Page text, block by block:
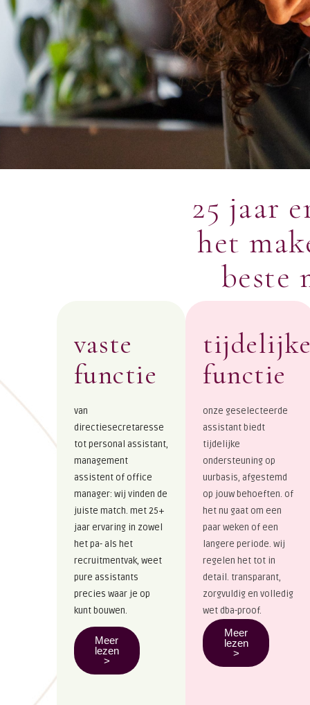
25 jaar
het
beste
vaste
functie
van
directiesecretaresse
tot personal assistant,
management
assistent of office
manager: wij vinden de
juiste match. met 25+
jaar ervaring in zowel
het pa- als het
recruitmentvak, weet
pure assistants
precies waar je op
kunt bouwen.
Meer
lezen
>
functie
onze geselecteerde
assistant biedt
tijdelijke
ondersteuning op
uurbasis, afgestemd
op jouw behoeften. of
het nu gaat om een
paar weken of een
langere periode. wij
regelen het tot in
detail. transparant,
zorgvuldig en volledig
wet dba-proof.
Meer
lezen
>